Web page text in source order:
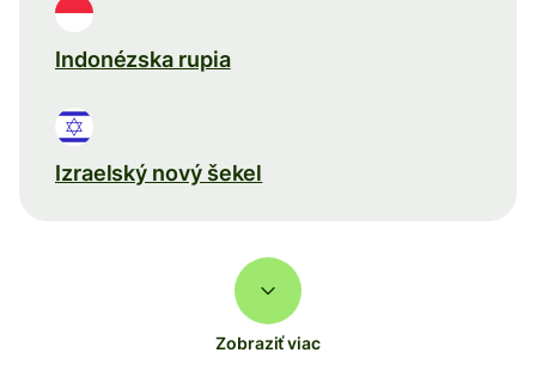
Indonézska rupia
Izraelský nový šekel
Zobraziť viac